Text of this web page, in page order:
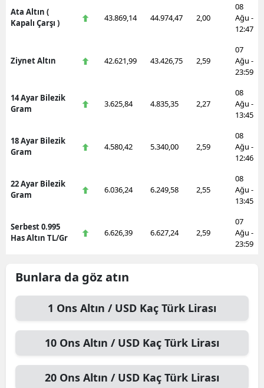
Ata Altın (
Kapalı Çarşı )
43.869,14 44.974,47 2,00
08
Ağu -
12:47
Ziynet Altın 42.621,99 43.426,75 2,59
07
Ağu -
23:59
14 Ayar Bilezik
Gram
3.625,84 4.835,35 2,27
08
Ağu -
13:45
18 Ayar Bilezik
Gram
4.580,42 5.340,00 2,59
08
Ağu -
12:46
22 Ayar Bilezik
Gram
6.036,24 6.249,58 2,55
08
Ağu -
13:45
Serbest 0.995
Has Altın TL/Gr
6.626,39 6.627,24 2,59
07
Ağu -
23:59
Bunlara da göz atın
1 Ons Altın / USD Kaç Türk Lirası
10 Ons Altın / USD Kaç Türk Lirası
20 Ons Altın / USD Kaç Türk Lirası